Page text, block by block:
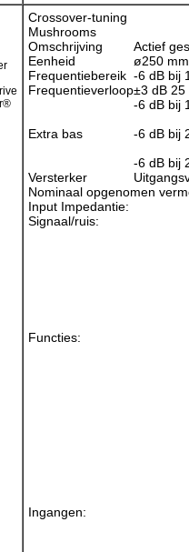
Crossover-tuning
Mushrooms
Omschrijving
Actief
Eenheid
ø250
Frequentiebereik -6 dB bij
Frequentieverloop±3 dB 25
Extra bas
-6 dB bij
-6 dB bij
-6 dB bij
Versterker
Nominaal opgenomen
Input Impedantie:
Signaal/ruis:
Functies:
Ingangen: